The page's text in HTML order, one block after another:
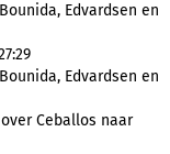
Edvardsen en
Edvardsen en
Ceballos naar